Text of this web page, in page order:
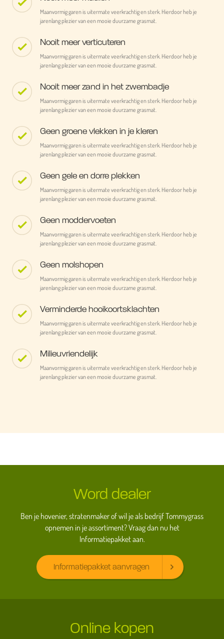
Maanvormig garen is uitermate veerkrachtig en sterk. Hierdoor heb je
jarenlang plezier van een mooie duurzame grasmat.
Nooit meer verticuteren
Maanvormig garen is uitermate veerkrachtig en sterk. Hierdoor heb je
jarenlang plezier van een mooie duurzame grasmat.
Nooit meer zand in het zwembadje
Maanvormig garen is uitermate veerkrachtig en sterk. Hierdoor heb je
jarenlang plezier van een mooie duurzame grasmat.
Geen groene vlekken in je kleren
Maanvormig garen is uitermate veerkrachtig en sterk. Hierdoor heb je
jarenlang plezier van een mooie duurzame grasmat.
Geen gele en dorre plekken
Maanvormig garen is uitermate veerkrachtig en sterk. Hierdoor heb je
jarenlang plezier van een mooie duurzame grasmat.
Geen moddervoeten
Maanvormig garen is uitermate veerkrachtig en sterk. Hierdoor heb je
jarenlang plezier van een mooie duurzame grasmat.
Geen molshopen
Maanvormig garen is uitermate veerkrachtig en sterk. Hierdoor heb je
jarenlang plezier van een mooie duurzame grasmat.
Verminderde hooikoortsklachten
Maanvormig garen is uitermate veerkrachtig en sterk. Hierdoor heb je
jarenlang plezier van een mooie duurzame grasmat.
Milieuvriendelijk
Maanvormig garen is uitermate veerkrachtig en sterk. Hierdoor heb je
jarenlang plezier van een mooie duurzame grasmat.
Word dealer
Ben je hovenier, stratenmaker of wil je als bedrijf Tommygrass
opnemen in je assortiment? Vraag dan nu het
Informatiepakket aan.
Informatiepakket aanvragen
Online kopen